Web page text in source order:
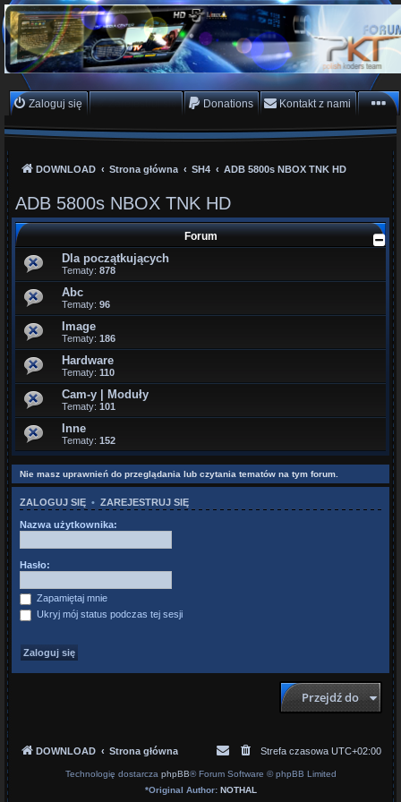
PKTeam - Polish Koders
Team
Hyperion, Enigma, E2, PKT, listy kanałów, oscam
Zaloguj się Zarejestruj się Donations Kontakt z nami
DOWNLOAD Strona główna SH4 ADB 5800s NBOX TNK HD
ADB 5800s NBOX TNK HD
Forum
Dla początkujących
Tematy: 878
Abc
Tematy: 96
Image
Tematy: 186
Hardware
Tematy: 110
Cam-y | Moduły
Tematy: 101
Inne
Tematy: 152
Nie masz uprawnień do przeglądania lub czytania tematów na tym forum.
ZALOGUJ SIĘ • ZAREJESTRUJ SIĘ
Nazwa użytkownika:
Hasło:
Zapamiętaj mnie
Ukryj mój status podczas tej sesji
Przejdź do
DOWNLOAD Strona główna Strefa czasowa UTC+02:00
Technologię dostarcza phpBB® Forum Software © phpBB Limited
*Original Author: NOTHAL